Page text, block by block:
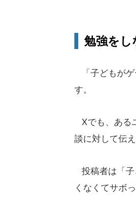
勉強をし
「子どもがゲ
す。
Xでも、ある
談に対して伝
投稿者は「子
くなくてサボ